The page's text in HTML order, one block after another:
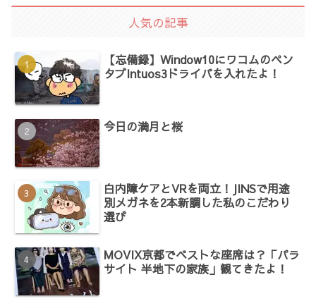
人気の記事
【忘備録】Window10にワコムのペン
タブIntuos3ドライバを入れたよ！
今日の満月と桜
白内障ケアとVRを両立！JINSで用途
別メガネを2本新調した私のこだわり
選び
MOVIX京都でベストな座席は？「パラ
サイト 半地下の家族」観てきたよ！